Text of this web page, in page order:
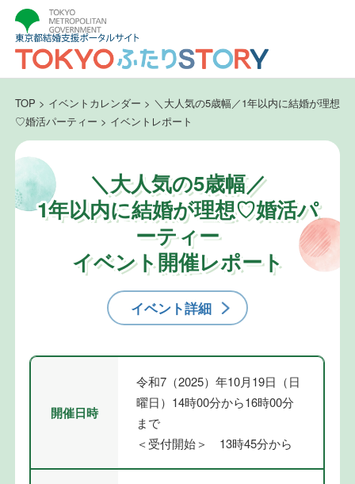
TOP > イベントカレンダー > ＼大人気の5歳幅／1年以内に結婚が理想
♡婚活パーティー > イベントレポート
＼大人気の5歳幅／
1年以内に結婚が理想♡婚活パ
ーティー
イベント開催レポート
イベント詳細
開催日時
令和7（2025）年10月19日（日
曜日）14時00分から16時00分
まで
＜受付開始＞ 13時45分から